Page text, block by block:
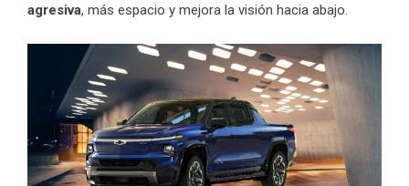
agresiva, más espacio y mejora la visión hacia abajo.